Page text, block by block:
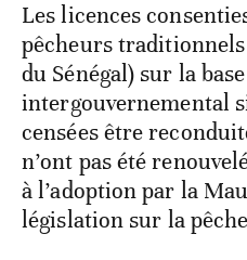
Les licences
pêcheurs
du Sénégal) sur la
intergouvernemental
censées être
n’ont pas été
à l’adoption par la
législation sur la